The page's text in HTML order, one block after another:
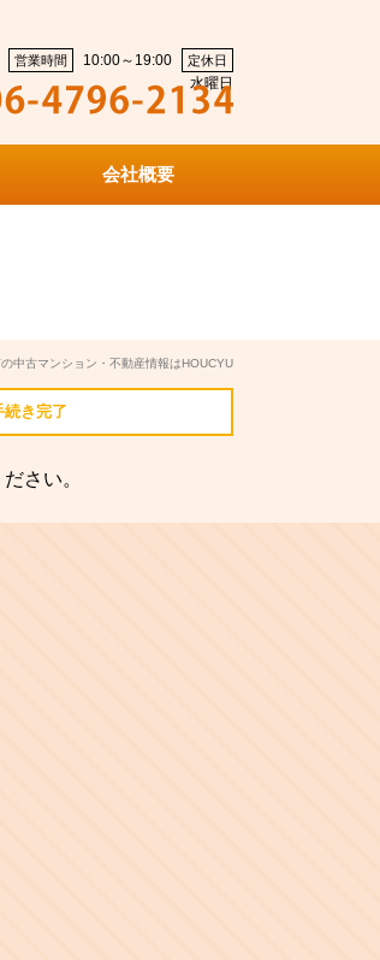
営業時間 10:00～19:00 定休日
水曜日
会社概要
中古マンション・不動産情報はHOUCYU
続き完了
さい。